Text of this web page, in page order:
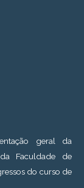
geral da
Faculdade de
do curso de